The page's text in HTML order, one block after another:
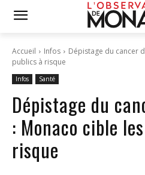
Accueil Infos
Dépistage du cancer
publics à risque
Infos Santé
Dépistage du
: Monaco cible
risque